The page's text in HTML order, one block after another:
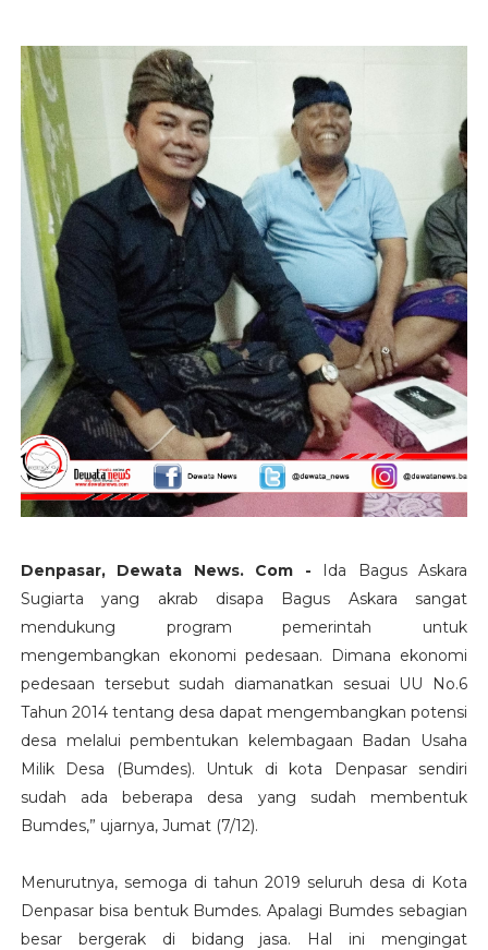
Denpasar, Dewata News. Com - Ida Bagus Askara
Sugiarta yang akrab disapa Bagus Askara sangat
mendukung program pemerintah untuk
mengembangkan ekonomi pedesaan. Dimana ekonomi
pedesaan tersebut sudah diamanatkan sesuai UU No.6
Tahun 2014 tentang desa dapat mengembangkan potensi
desa melalui pembentukan kelembagaan Badan Usaha
Milik Desa (Bumdes). Untuk di kota Denpasar sendiri
sudah ada beberapa desa yang sudah membentuk
Bumdes,” ujarnya, Jumat (7/12).
Menurutnya, semoga di tahun 2019 seluruh desa di Kota
Denpasar bisa bentuk Bumdes. Apalagi Bumdes sebagian
besar bergerak di bidang jasa. Hal ini mengingat